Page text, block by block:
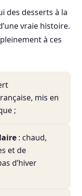
des desserts à la
vraie histoire.
à ces
mis en
;
: chaud,
et de
d’hiver